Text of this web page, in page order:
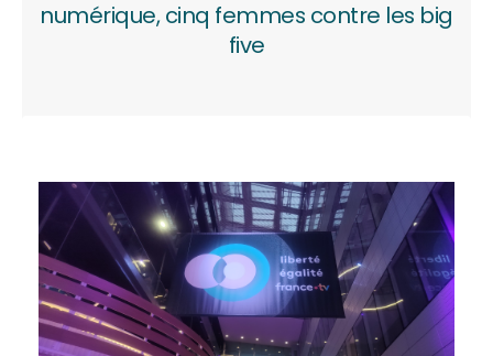
numérique, cinq femmes contre les big
five